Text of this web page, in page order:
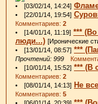
• [03/02/14, 14:24]
• [22/01/14, 19:54]
Комментариев: 2
• [14/01/14, 11:19] ***
люди...) [Иронические
• [13/01/14, 08:57] ***
Прочтений: 999
• [10/01/14, 15:52] *** (В
Комментариев: 2
• [08/01/14, 14:13] Не
Комментариев: 5